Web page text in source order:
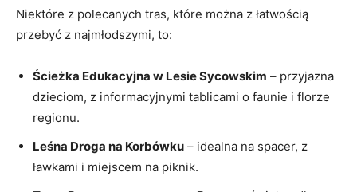
Niektóre z polecanych tras, które można z łatwością
przebyć z najmłodszymi, to:
Ścieżka Edukacyjna w Lesie Sycowskim – przyjazna
dzieciom, z informacyjnymi tablicami o faunie i florze
regionu.
Leśna Droga na Korbówku – idealna na spacer, z
ławkami i miejscem na piknik.